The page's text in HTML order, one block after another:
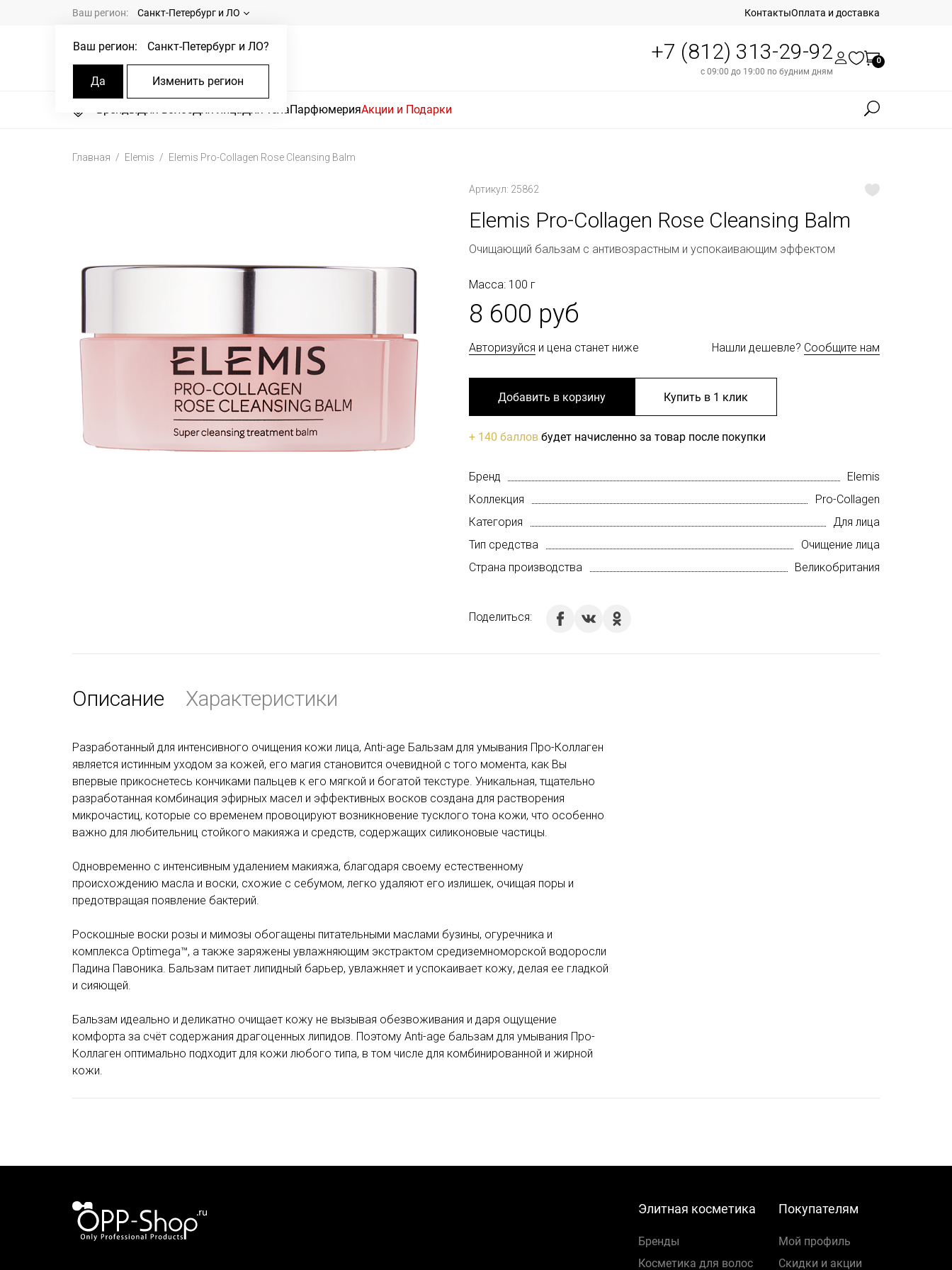
Ваш регион: Санкт-Петербург и ЛО
Ваш регион: Санкт-Петербург и ЛО?
Да Изменить регион
КонтактыОплата и доставка
+7 (812) 313-29-92
с 09:00 до 19:00 по будним дням
0
БрендыДля волосДля лицаДля телаПарфюмерияАкции и Подарки
Главная Elemis Elemis Pro-Collagen Rose Cleansing Balm
Артикул: 25862
Elemis Pro-Collagen Rose Cleansing Balm
Очищающий бальзам с антивозрастным и успокаивающим эффектом
Масса: 100 г
8 600 руб
Авторизуйся и цена станет ниже Нашли дешевле? Сообщите нам
Добавить в корзину Купить в 1 клик
+ 140 баллов будет начисленно за товар после покупки
Бренд
Elemis
Коллекция
Pro-Collagen
Категория
Для лица
Тип средства
Очищение лица
Страна производства
Великобритания
Поделиться:
Описание Характеристики
Разработанный для интенсивного очищения кожи лица, Anti-age Бальзам для умывания Про-Коллаген
является истинным уходом за кожей, его магия становится очевидной с того момента, как Вы
впервые прикоснетесь кончиками пальцев к его мягкой и богатой текстуре. Уникальная, тщательно
разработанная комбинация эфирных масел и эффективных восков создана для растворения
микрочастиц, которые со временем провоцируют возникновение тусклого тона кожи, что особенно
важно для любительниц стойкого макияжа и средств, содержащих силиконовые частицы.
Одновременно с интенсивным удалением макияжа, благодаря своему естественному
происхождению масла и воски, схожие с себумом, легко удаляют его излишек, очищая поры и
предотвращая появление бактерий.
Роскошные воски розы и мимозы обогащены питательными маслами бузины, огуречника и
комплекса Optimega™, а также заряжены увлажняющим экстрактом средиземноморской водоросли
Падина Павоника. Бальзам питает липидный барьер, увлажняет и успокаивает кожу, делая ее гладкой
и сияющей.
Бальзам идеально и деликатно очищает кожу не вызывая обезвоживания и даря ощущение
комфорта за счёт содержания драгоценных липидов. Поэтому Anti-age бальзам для умывания Про-
Коллаген оптимально подходит для кожи любого типа, в том числе для комбинированной и жирной
кожи.
Элитная косметика
Бренды
Косметика для волос
Покупателям
Мой профиль
Скидки и акции